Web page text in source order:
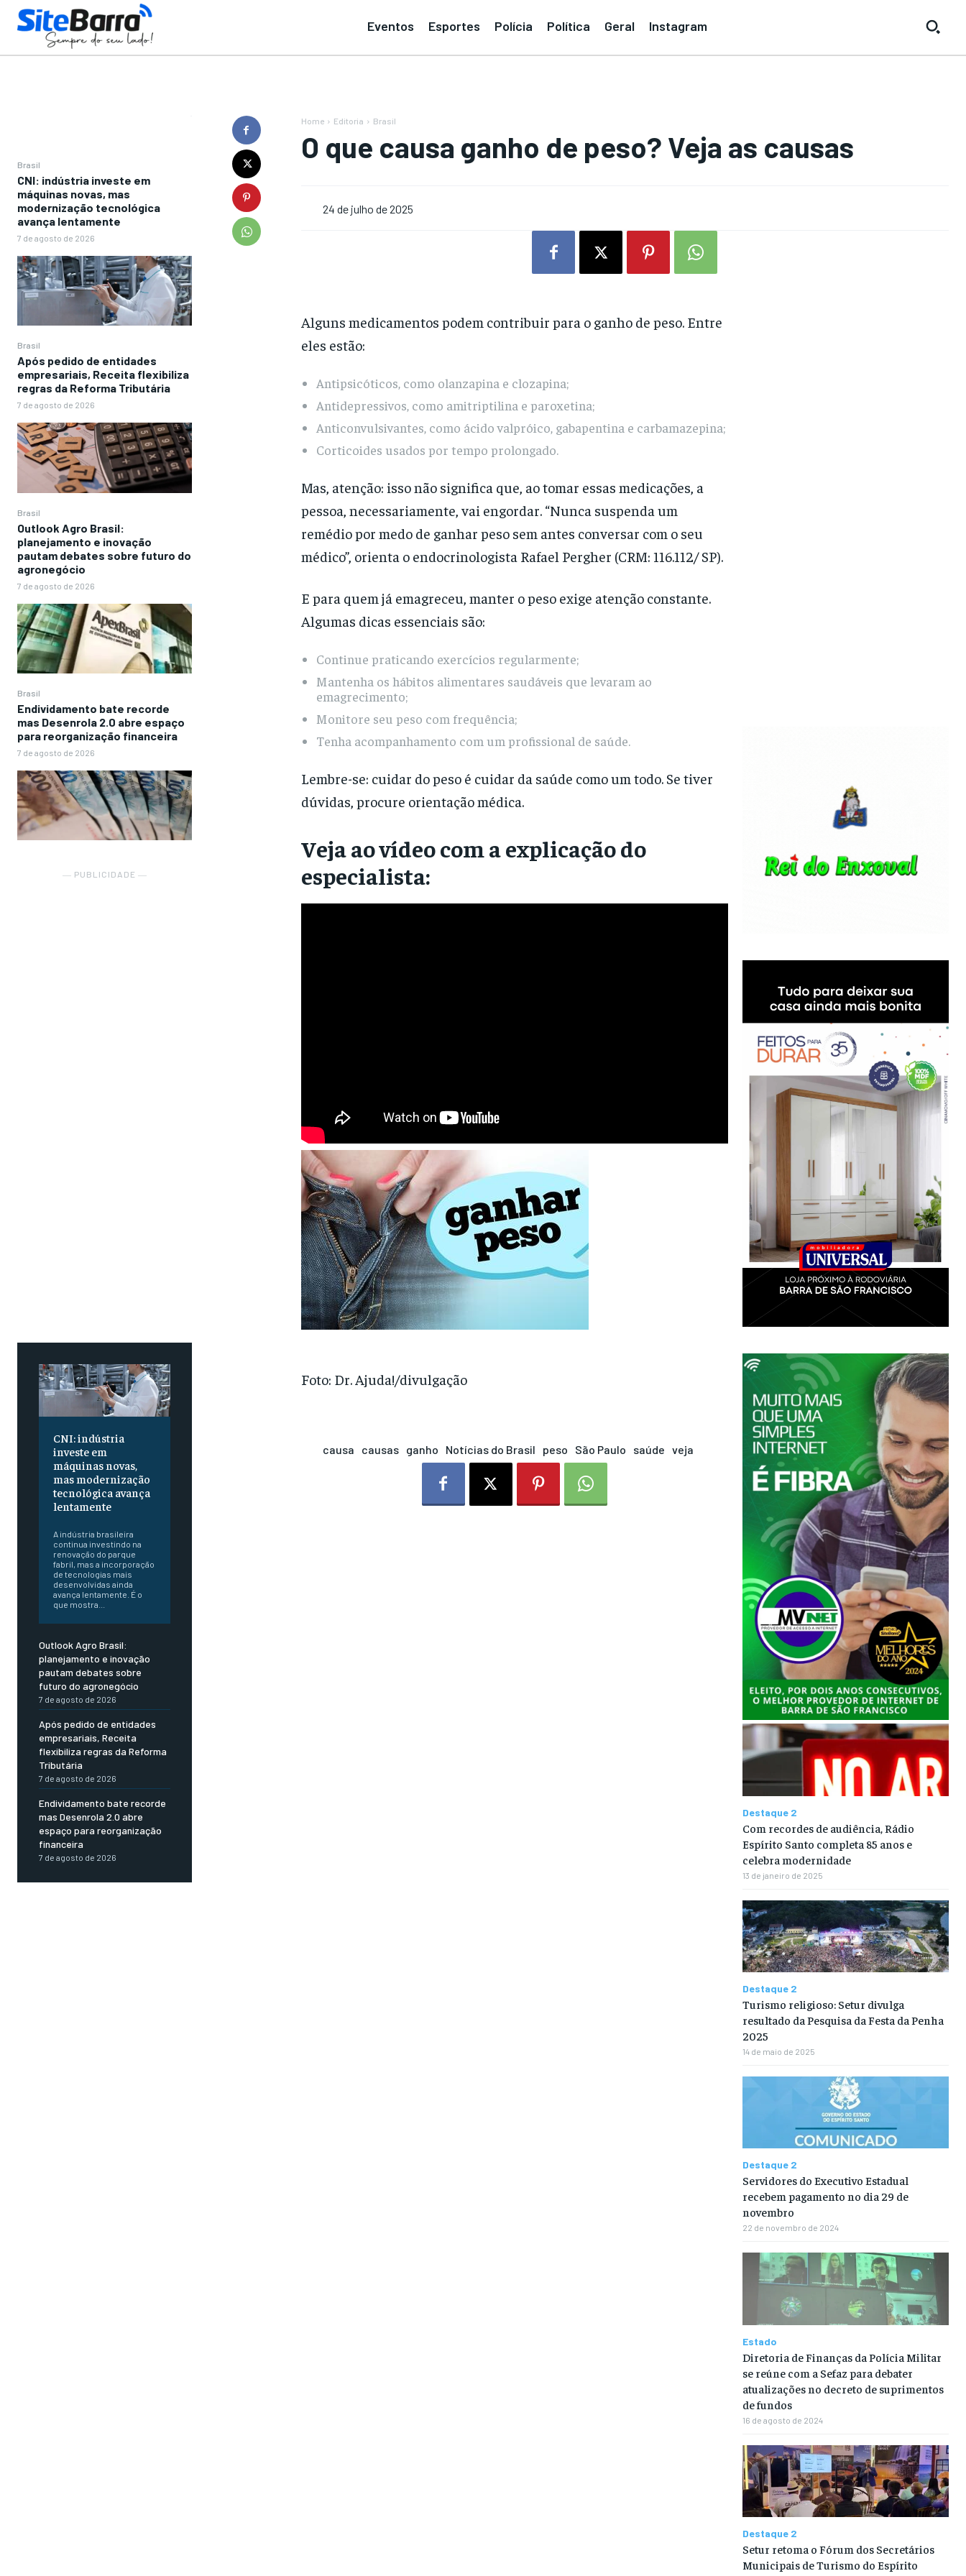
Eventos Esportes Polícia Política Geral Instagram
Brasil
CNI: indústria investe em
máquinas novas, mas
modernização tecnológica
avança lentamente
7 de agosto de 2026
Brasil
Após pedido de entidades
empresariais, Receita flexibiliza
regras da Reforma Tributária
7 de agosto de 2026
Brasil
Outlook Agro Brasil:
planejamento e inovação
pautam debates sobre futuro do
agronegócio
7 de agosto de 2026
Brasil
Endividamento bate recorde
mas Desenrola 2.0 abre espaço
para reorganização financeira
7 de agosto de 2026
― PUBLICIDADE ―
CNI: indústria
investe em
máquinas novas,
mas modernização
tecnológica avança
lentamente
A indústria brasileira
continua investindo na
renovação do parque
fabril, mas a incorporação
de tecnologias mais
desenvolvidas ainda
avança lentamente. É o
que mostra...
Outlook Agro Brasil:
planejamento e inovação
pautam debates sobre
futuro do agronegócio
7 de agosto de 2026
Após pedido de entidades
empresariais, Receita
flexibiliza regras da Reforma
Tributária
7 de agosto de 2026
Endividamento bate recorde
mas Desenrola 2.0 abre
espaço para reorganização
financeira
7 de agosto de 2026
Home Editoria Brasil
O que causa ganho de peso? Veja as causas
24 de julho de 2025
Alguns medicamentos podem contribuir para o ganho de peso. Entre
eles estão:
Antipsicóticos, como olanzapina e clozapina;
Antidepressivos, como amitriptilina e paroxetina;
Anticonvulsivantes, como ácido valpróico, gabapentina e carbamazepina;
Corticoides usados por tempo prolongado.
Mas, atenção: isso não significa que, ao tomar essas medicações, a
pessoa, necessariamente, vai engordar. “Nunca suspenda um
remédio por medo de ganhar peso sem antes conversar com o seu
médico”, orienta o endocrinologista Rafael Pergher (CRM: 116.112/ SP).
E para quem já emagreceu, manter o peso exige atenção constante.
Algumas dicas essenciais são:
Continue praticando exercícios regularmente;
Mantenha os hábitos alimentares saudáveis que levaram ao
emagrecimento;
Monitore seu peso com frequência;
Tenha acompanhamento com um profissional de saúde.
Lembre-se: cuidar do peso é cuidar da saúde como um todo. Se tiver
dúvidas, procure orientação médica.
Veja ao vídeo com a explicação do
especialista:
Foto: Dr. Ajuda!/divulgação
causa causas ganho Notícias do Brasil peso São Paulo saúde veja
Destaque 2
Com recordes de audiência, Rádio
Espírito Santo completa 85 anos e
celebra modernidade
13 de janeiro de 2025
Destaque 2
Turismo religioso: Setur divulga
resultado da Pesquisa da Festa da Penha
2025
14 de maio de 2025
Destaque 2
Servidores do Executivo Estadual
recebem pagamento no dia 29 de
novembro
22 de novembro de 2024
Estado
Diretoria de Finanças da Polícia Militar
se reúne com a Sefaz para debater
atualizações no decreto de suprimentos
de fundos
16 de agosto de 2024
Destaque 2
Setur retoma o Fórum dos Secretários
Municipais de Turismo do Espírito